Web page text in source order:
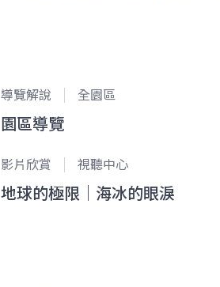
導覽解說
園區導覽
全園區
影片欣賞
地球的極限｜海冰的眼淚
視聽中心